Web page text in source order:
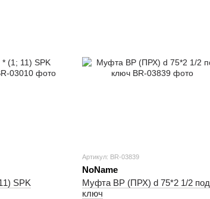
SPK
Артикул: BR-03839
NoName
Муфта ВР (ПРХ) d 75*2 1/2 под
ключ